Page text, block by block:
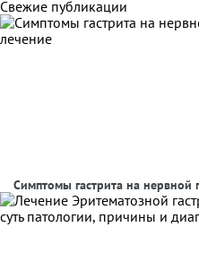
Свежие публикации
Симптомы гастрита на нервной